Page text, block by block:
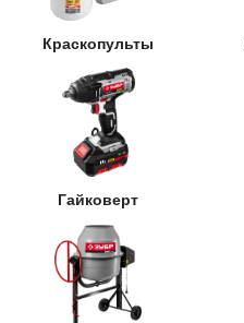
Краскопульты
Гайковерт